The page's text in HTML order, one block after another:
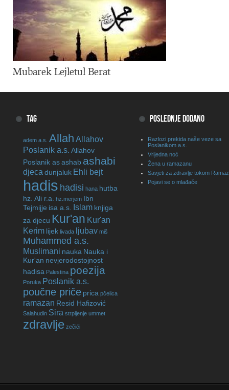
Mubarek Lejletul Berat
TAG
adem a.s. Allah Allahov
Poslanik a.s. Allahov
Poslanik asashab ashabi
djeca dunjaluk Ehli bejt
hadis hadisi hana hutba
hz. Ali r.a.
hz.merjem Ibn
Tejmijje isa a.s. Islam knjiga
za djecu Kur'an Kur'an
Kerim lijek livada ljubav miš
Muhammed a.s.
Muslimani nauka Nauka i
Kur'an nevjerodostojnost
hadisa Palestina poezija
Poruka Poslanik a.s.
poučne priče prica pčelica
ramazan Resid Hafizović
Salahudin Sira strpljenje ummet
zdravlje zečići
POSLEDNJE DODANO
Razlozi prekida naše veze sa
Poslanikom a.s.
Vrijedna noć
Žena u ramazanu
Savjeti za zdravlje tokom
Pojavi se o mlađače